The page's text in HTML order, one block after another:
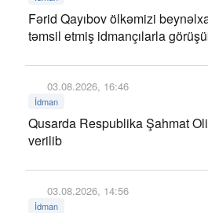
Fərid Qayıbov ölkəmizi
təmsil etmiş idmançılarla
03.08.2026, 16:46
İdman
Qusarda Respublika Şahmat
verilib
03.08.2026, 14:56
İdman